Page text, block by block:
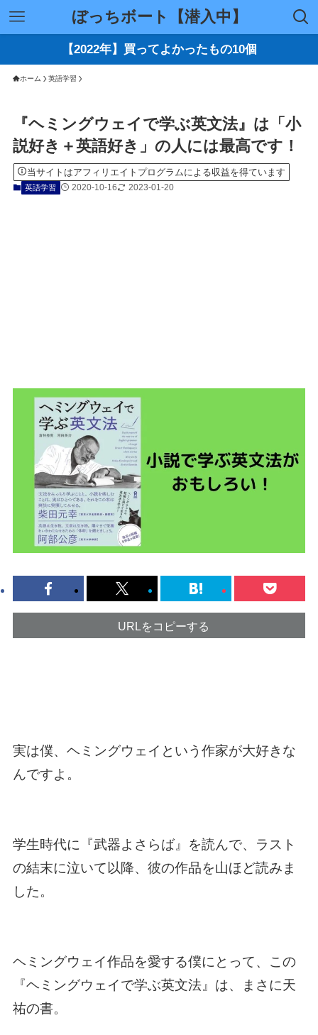
ぼっちボート【潜入中】
【2022年】買ってよかったもの10個
ホーム 英語学習
『ヘミングウェイで学ぶ英文法』は「小
説好き＋英語好き」の人には最高です！
当サイトはアフィリエイトプログラムによる収益を得ています
英語学習 2020-10-16 2023-01-20
URLをコピーする
実は僕、ヘミングウェイという作家が大好きな
んですよ。
学生時代に『武器よさらば』を読んで、ラスト
の結末に泣いて以降、彼の作品を山ほど読みま
した。
ヘミングウェイ作品を愛する僕にとって、この
『ヘミングウェイで学ぶ英文法』は、まさに天
祐の書。